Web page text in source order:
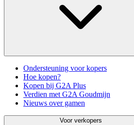
Ondersteuning voor kopers
Hoe kopen?
Kopen bij G2A Plus
Verdien met G2A Goudmijn
Nieuws over gamen
Voor verkopers